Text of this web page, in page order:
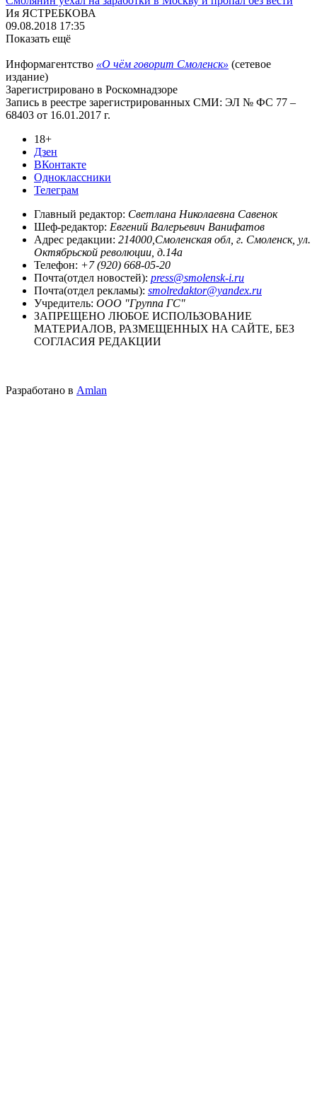
Ия ЯСТРЕБКОВА
09.08.2018 17:35
Показать ещё
Информагентство «О чём говорит Смоленск» (сетевое
издание)
Зарегистрировано в Роскомнадзоре
Запись в реестре зарегистрированных СМИ: ЭЛ № ФС 77 –
68403 от 16.01.2017 г.
18+
Дзен
ВКонтакте
Одноклассники
Телеграм
Главный редактор: Светлана Николаевна Савенок
Шеф-редактор: Евгений Валерьевич Ванифатов
Адрес редакции: 214000,Смоленская обл, г. Смоленск, ул.
Октябрьской революции, д.14а
Телефон: +7 (920) 668-05-20
Почта(отдел новостей): press@smolensk-i.ru
Почта(отдел рекламы): smolredaktor@yandex.ru
Учредитель: ООО "Группа ГС"
ЗАПРЕЩЕНО ЛЮБОЕ ИСПОЛЬЗОВАНИЕ
МАТЕРИАЛОВ, РАЗМЕЩЕННЫХ НА САЙТЕ, БЕЗ
СОГЛАСИЯ РЕДАКЦИИ
Разработано в Amlan